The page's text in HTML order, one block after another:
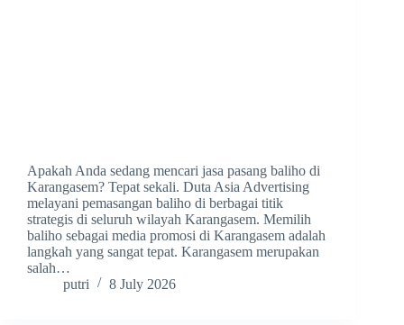
Apakah Anda sedang mencari jasa pasang baliho di
Karangasem? Tepat sekali. Duta Asia Advertising
melayani pemasangan baliho di berbagai titik
strategis di seluruh wilayah Karangasem. Memilih
baliho sebagai media promosi di Karangasem adalah
langkah yang sangat tepat. Karangasem merupakan
salah…
putri
8 July 2026